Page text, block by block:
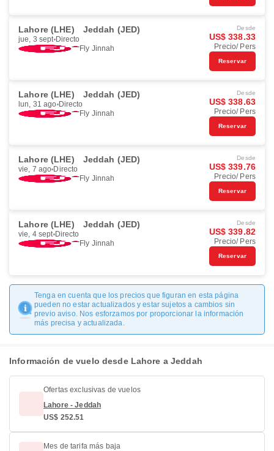
Lahore (LHE) Jeddah (JED)
jue, 3 sept Directo
Fly Jinnah
Desde
US$ 338.33
Precio/ Pers
Reservar
Lahore (LHE) Jeddah (JED)
lun, 31 ago Directo
Fly Jinnah
Desde
US$ 338.63
Precio/ Pers
Reservar
Lahore (LHE) Jeddah (JED)
vie, 7 ago Directo
Fly Jinnah
Desde
US$ 339.76
Precio/ Pers
Reservar
Lahore (LHE) Jeddah (JED)
vie, 4 sept Directo
Fly Jinnah
Desde
US$ 339.82
Precio/ Pers
Reservar
Tenga en cuenta que los precios que figuran en esta página
pueden no estar actualizados y estar sujetos a cambios sin
previo aviso. Nos esforzamos por proporcionar la información
más precisa y actualizada.
Información de vuelo desde Lahore a Jeddah
Ofertas exclusivas de vuelos
Lahore - Jeddah
US$ 252.51
Mes de tarifa más baja